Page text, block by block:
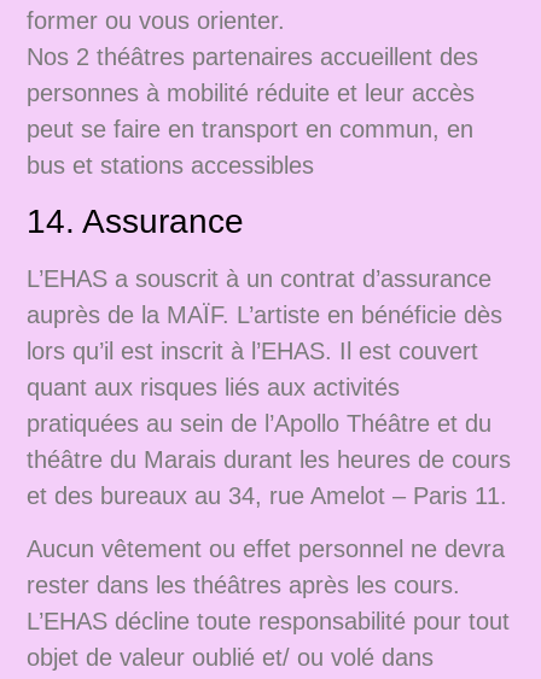
former ou vous orienter.
Nos 2 théâtres partenaires accueillent des
personnes à mobilité réduite et leur accès
peut se faire en transport en commun, en
bus et stations accessibles
14. Assurance
L’EHAS a souscrit à un contrat d’assurance
auprès de la MAÏF. L’artiste en bénéficie dès
lors qu’il est inscrit à l’EHAS. Il est couvert
quant aux risques liés aux activités
pratiquées au sein de l’Apollo Théâtre et du
théâtre du Marais durant les heures de cours
et des bureaux au 34, rue Amelot – Paris 11.
Aucun vêtement ou effet personnel ne devra
rester dans les théâtres après les cours.
L’EHAS décline toute responsabilité pour tout
objet de valeur oublié et/ ou volé dans